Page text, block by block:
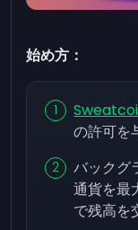
始め方：
の許可を
バックグ
通貨を最
で残高を